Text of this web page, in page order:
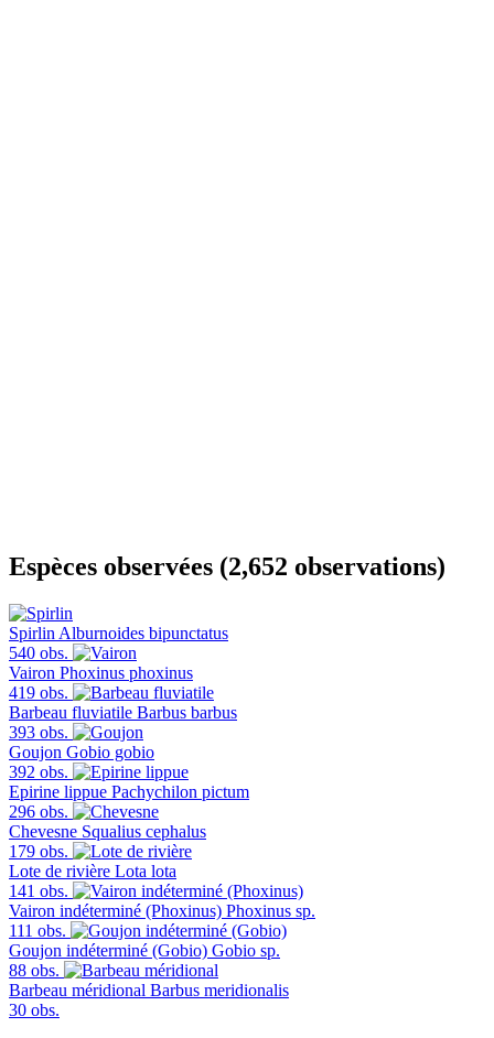
Espèces observées (2,652 observations)
Spirlin Alburnoides bipunctatus
540 obs.
Vairon Phoxinus phoxinus
419 obs.
Barbeau fluviatile Barbus barbus
393 obs.
Goujon Gobio gobio
392 obs.
Epirine lippue Pachychilon pictum
296 obs.
Chevesne Squalius cephalus
179 obs.
Lote de rivière Lota lota
141 obs.
Vairon indéterminé (Phoxinus) Phoxinus sp.
111 obs.
Goujon indéterminé (Gobio) Gobio sp.
88 obs.
Barbeau méridional Barbus meridionalis
30 obs.